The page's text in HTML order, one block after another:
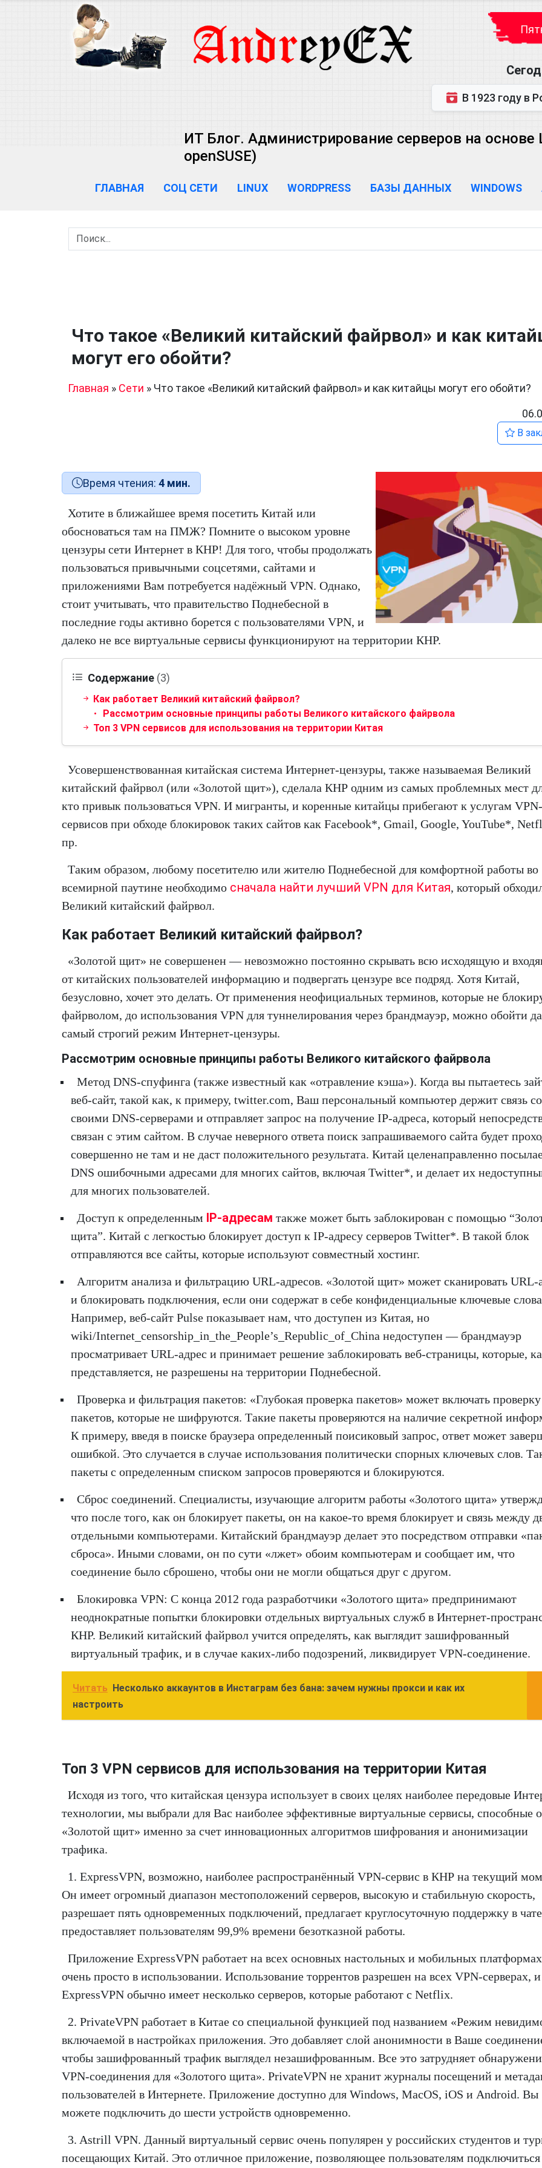
В 1923 году в Ростове-на-Дону
ИТ Блог. Администрирование серверов на основе
openSUSE)
ГЛАВНАЯ СОЦ СЕТИ LINUX WORDPRESS БАЗЫ ДАННЫХ WINDOWS
Что такое «Великий китайский файрвол» и как
могут его обойти?
Главная » Сети » Что такое «Великий китайский файрвол» и как китайцы могут его обойти?
В
Время чтения: 4 мин.
Хотите в ближайшее время посетить Китай или
обосноваться там на ПМЖ? Помните о высоком уровне
цензуры сети Интернет в КНР! Для того, чтобы продолжать
пользоваться привычными соцсетями, сайтами и
приложениями Вам потребуется надёжный VPN. Однако,
стоит учитывать, что правительство Поднебесной в
последние годы активно борется с пользователями VPN, и
далеко не все виртуальные сервисы функционируют на территории КНР.
Содержание (3)
Как работает Великий китайский файрвол?
Рассмотрим основные принципы работы Великого китайского файрвола
Топ 3 VPN сервисов для использования на территории Китая
Усовершенствованная китайская система Интернет-цензуры, также называемая Великий
китайский файрвол (или «Золотой щит»), сделала КНР одним из самых проблемных мест
кто привык пользоваться VPN. И мигранты, и коренные китайцы прибегают к услугам VPN-
сервисов при обходе блокировок таких сайтов как Facebook*, Gmail, Google, YouTube*,
пр.
Таким образом, любому посетителю или жителю Поднебесной для комфортной работы во
всемирной паутине необходимо сначала найти лучший VPN для Китая, который
Великий китайский файрвол.
Как работает Великий китайский файрвол?
«Золотой щит» не совершенен — невозможно постоянно скрывать всю исходящую и
от китайских пользователей информацию и подвергать цензуре все подряд. Хотя Китай,
безусловно, хочет это делать. От применения неофициальных терминов, которые не
файрволом, до использования VPN для туннелирования через брандмауэр, можно обойти
самый строгий режим Интернет-цензуры.
Рассмотрим основные принципы работы Великого китайского файрвола
Метод DNS-спуфинга (также известный как «отравление кэша»). Когда вы пытаетесь
веб-сайт, такой как, к примеру, twitter.com, Ваш персональный компьютер держит связь со
своими DNS-серверами и отправляет запрос на получение IP-адреса, который
связан с этим сайтом. В случае неверного ответа поиск запрашиваемого сайта будет
совершенно не там и не даст положительного результата. Китай целенаправленно
DNS ошибочными адресами для многих сайтов, включая Twitter*, и делает их
для многих пользователей.
Доступ к определенным IP-адресам также может быть заблокирован с помощью
щита”. Китай с легкостью блокирует доступ к IP-адресу серверов Twitter*. В такой блок
отправляются все сайты, которые используют совместный хостинг.
Алгоритм анализа и фильтрацию URL-адресов. «Золотой щит» может сканировать URL-
и блокировать подключения, если они содержат в себе конфиденциальные ключевые
Например, веб-сайт Pulse показывает нам, что доступен из Китая, но
wiki/Internet_censorship_in_the_People’s_Republic_of_China недоступен — брандмауэр
просматривает URL-адрес и принимает решение заблокировать веб-страницы, которые,
представляется, не разрешены на территории Поднебесной.
Проверка и фильтрация пакетов: «Глубокая проверка пакетов» может включать проверку
пакетов, которые не шифруются. Такие пакеты проверяются на наличие секретной
К примеру, введя в поиске браузера определенный поисиковый запрос, ответ может
ошибкой. Это случается в случае использования политически спорных ключевых слов.
пакеты с определенным списком запросов проверяются и блокируются.
Сброс соединений. Специалисты, изучающие алгоритм работы «Золотого щита»
что после того, как он блокирует пакеты, он на какое-то время блокирует и связь между
отдельными компьютерами. Китайский брандмауэр делает это посредством отправки
сброса». Иными словами, он по сути «лжет» обоим компьютерам и сообщает им, что
соединение было сброшено, чтобы они не могли общаться друг с другом.
Блокировка VPN: С конца 2012 года разработчики «Золотого щита» предпринимают
неоднократные попытки блокировки отдельных виртуальных служб в Интернет-
КНР. Великий китайский файрвол учится определять, как выглядит зашифрованный
виртуальный трафик, и в случае каких-либо подозрений, ликвидирует VPN-соединение.
Читать Несколько аккаунтов в Инстаграм без бана: зачем нужны прокси и как их
настроить
Топ 3 VPN сервисов для использования на территории Китая
Исходя из того, что китайская цензура использует в своих целях наиболее передовые
технологии, мы выбрали для Вас наиболее эффективные виртуальные сервисы, способные
«Золотой щит» именно за счет инновационных алгоритмов шифрования и анонимизации
трафика.
1. ExpressVPN, возможно, наиболее распространённый VPN-сервис в КНР на текущий
Он имеет огромный диапазон местоположений серверов, высокую и стабильную скорость,
разрешает пять одновременных подключений, предлагает круглосуточную поддержку в
предоставляет пользователям 99,9% времени безотказной работы.
Приложение ExpressVPN работает на всех основных настольных и мобильных
очень просто в использовании. Использование торрентов разрешен на всех VPN-серверах, и
ExpressVPN обычно имеет несколько серверов, которые работают с Netflix.
2. PrivateVPN работает в Китае со специальной функцией под названием «Режим
включаемой в настройках приложения. Это добавляет слой анонимности в Ваше
чтобы зашифрованный трафик выглядел незашифрованным. Все это затрудняет
VPN-соединения для «Золотого щита». PrivateVPN не хранит журналы посещений и
пользователей в Интернете. Приложение доступно для Windows, MacOS, iOS и Android. Вы
можете подключить до шести устройств одновременно.
3. Astrill VPN. Данный виртуальный сервис очень популярен у российских студентов и
посещающих Китай. Это отличное приложение, позволяющее пользователям